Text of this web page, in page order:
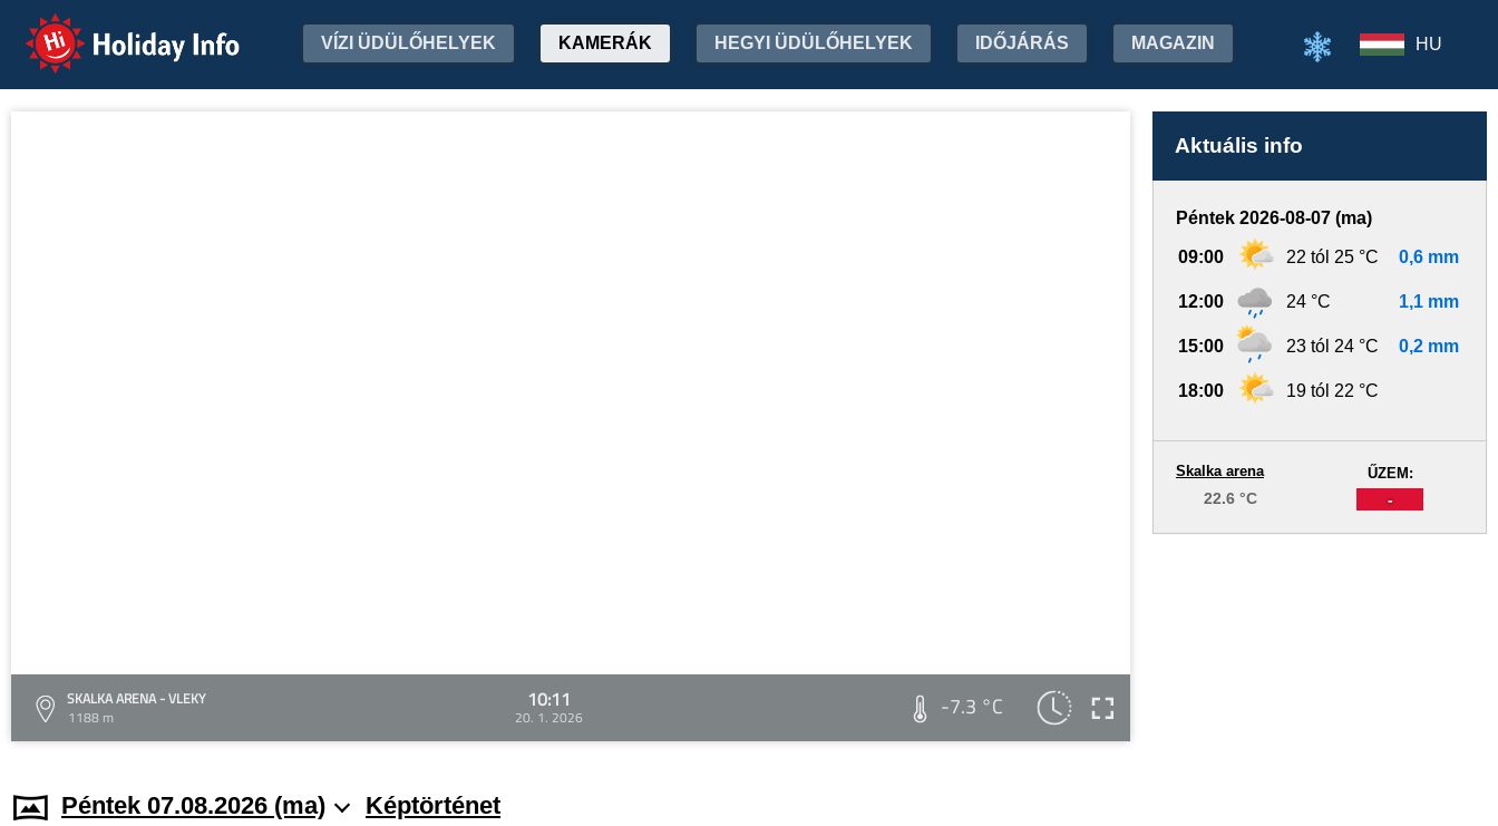
Holiday Info VÍZI ÜDÜLŐHELYEK KAMERÁK HEGYI ÜDÜLŐHELYEK IDŐJÁRÁS MAGAZIN HU
SKALKA ARENA - VLEKY
1188 m
10:11
20. 1. 2026 -7.3 °C
Aktuális info
Péntek 2026-08-07 (ma)
09:00 22 tól 25 °C 0,6 mm
12:00 24 °C 1,1 mm
15:00 23 tól 24 °C 0,2 mm
18:00 19 tól 22 °C
ŰZEM:
-
Skalka arena
22.6 °C
Péntek 07.08.2026 (ma) Képtörténet